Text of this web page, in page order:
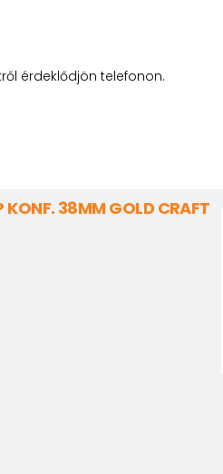
érdeklődjön telefonon.
38MM GOLD CRAFT